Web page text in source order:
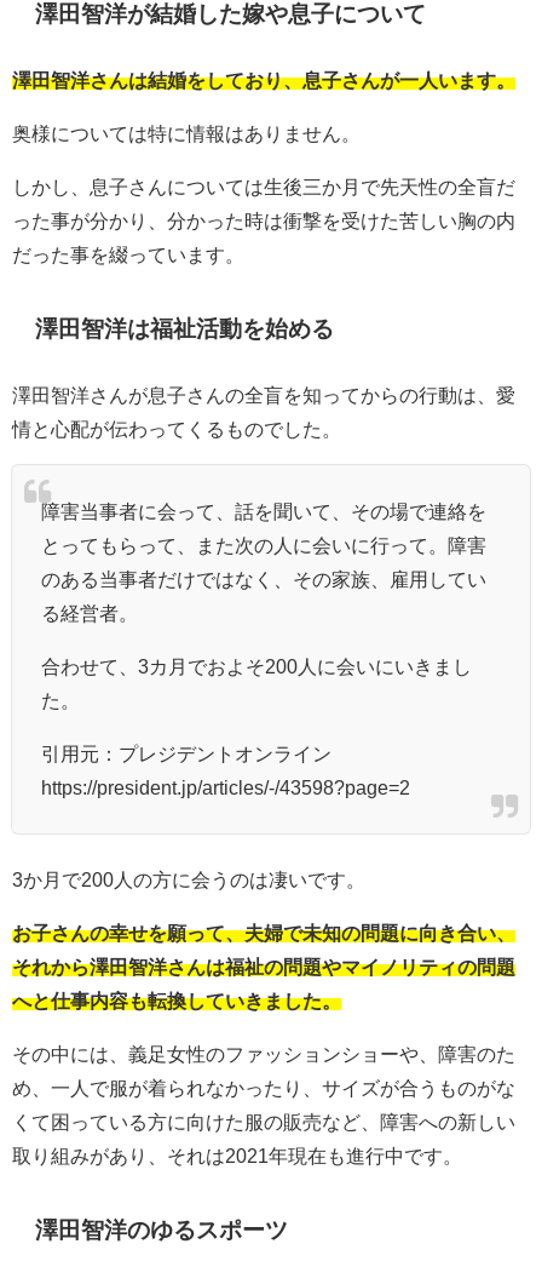
澤田智洋が結婚した嫁や息子について
澤田智洋さんは結婚をしており、息子さんが一人います。
奥様については特に情報はありません。
しかし、息子さんについては生後三か月で先天性の全盲だ
った事が分かり、分かった時は衝撃を受けた苦しい胸の内
だった事を綴っています。
澤田智洋は福祉活動を始める
澤田智洋さんが息子さんの全盲を知ってからの行動は、愛
情と心配が伝わってくるものでした。
障害当事者に会って、話を聞いて、その場で連絡を
とってもらって、また次の人に会いに行って。障害
のある当事者だけではなく、その家族、雇用してい
る経営者。
合わせて、3カ月でおよそ200人に会いにいきまし
た。
引用元：プレジデントオンライン
https://president.jp/articles/-/43598?page=2
3か月で200人の方に会うのは凄いです。
お子さんの幸せを願って、夫婦で未知の問題に向き合い、
それから澤田智洋さんは福祉の問題やマイノリティの問題
へと仕事内容も転換していきました。
その中には、義足女性のファッションショーや、障害のた
め、一人で服が着られなかったり、サイズが合うものがな
くて困っている方に向けた服の販売など、障害への新しい
取り組みがあり、それは2021年現在も進行中です。
澤田智洋のゆるスポーツ